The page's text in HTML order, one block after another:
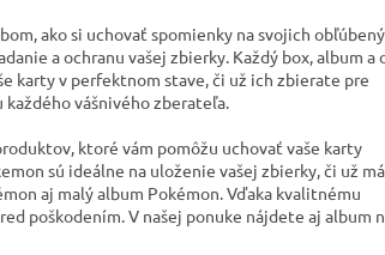
ako si uchovať spomienky na svojich
a ochranu vašej zbierky. Každý box, album a
karty v perfektnom stave, či už ich zbierate pre
vášnivého zberateľa.
ktoré vám pomôžu uchovať vaše karty
sú ideálne na uloženie vašej zbierky, či už
aj malý album Pokémon. Vďaka kvalitnému
poškodením. V našej ponuke nájdete aj album